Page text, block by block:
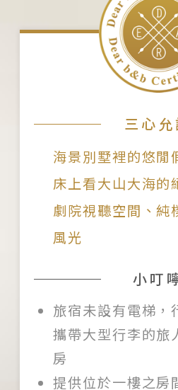
三心允
海景別墅裡的悠閒
床上看大山大海的
劇院視聽空間、純
風光
小叮
旅宿未設有電梯，
攜帶大型行李的旅
房
提供位於一樓之房